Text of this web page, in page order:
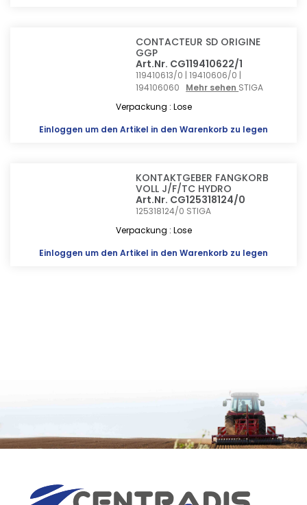
CONTACTEUR SD ORIGINE
GGP
Art.Nr. CG119410622/1
119410613/0 | 19410606/0 |
194106060 Mehr sehen STIGA
Verpackung : Lose
Einloggen um den Artikel in den Warenkorb zu legen
KONTAKTGEBER FANGKORB
VOLL J/F/TC HYDRO
Art.Nr. CG125318124/0
125318124/0 STIGA
Verpackung : Lose
Einloggen um den Artikel in den Warenkorb zu legen